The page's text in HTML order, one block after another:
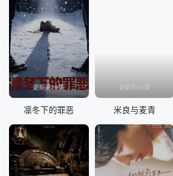
更新第26集
凛冬下的罪恶
更新至15集
米良与麦青